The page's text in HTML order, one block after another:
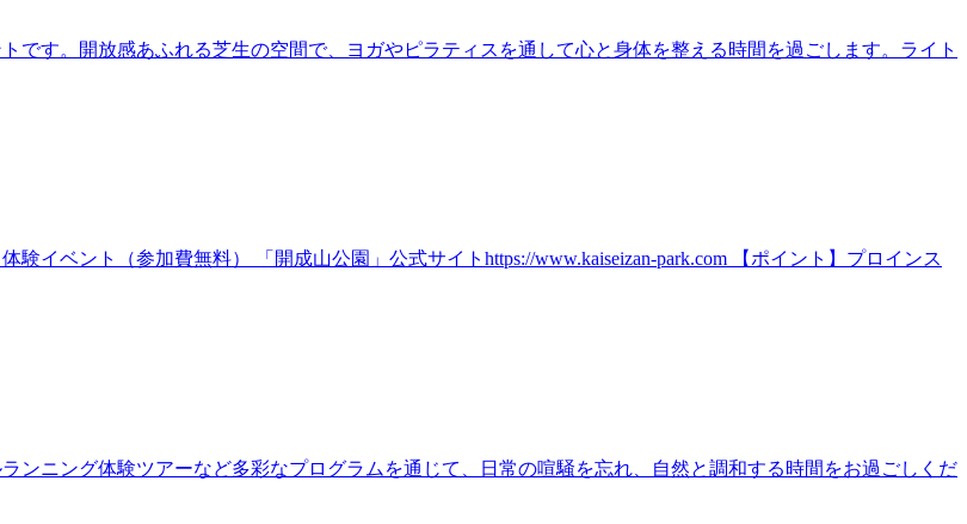
です。開放感あふれる芝生の空間で、ヨガやピラティスを通して心と身体を整える時間を過ごします。ライト
イベント（参加費無料） 「開成山公園」公式サイトhttps://www.kaiseizan-park.com 【ポイント】プロインス
ンニング体験ツアーなど多彩なプログラムを通じて、日常の喧騒を忘れ、自然と調和する時間をお過ごしくだ